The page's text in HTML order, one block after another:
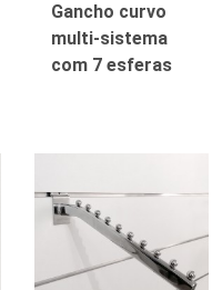
Gancho curvo
multi-sistema
com 7 esferas